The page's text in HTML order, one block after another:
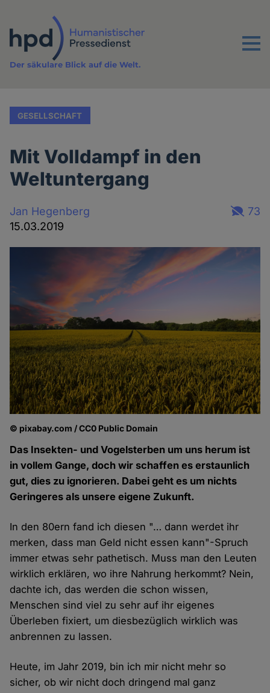
Inhalt
Menu
Der säkulare Blick auf die Welt.
GESELLSCHAFT
Mit Volldampf in den
Weltuntergang
Jan Hegenberg
15.03.2019
73
© pixabay.com / CC0 Public Domain
Das Insekten- und Vogelsterben um uns herum ist
in vollem Gange, doch wir schaffen es erstaunlich
gut, dies zu ignorieren. Dabei geht es um nichts
Geringeres als unsere eigene Zukunft.
In den 80ern fand ich diesen "… dann werdet ihr
merken, dass man Geld nicht essen kann"-Spruch
immer etwas sehr pathetisch. Muss man den Leuten
wirklich erklären, wo ihre Nahrung herkommt? Nein,
dachte ich, das werden die schon wissen,
Menschen sind viel zu sehr auf ihr eigenes
Überleben fixiert, um diesbezüglich wirklich was
anbrennen zu lassen.
Heute, im Jahr 2019, bin ich mir nicht mehr so
sicher, ob wir nicht doch dringend mal ganz